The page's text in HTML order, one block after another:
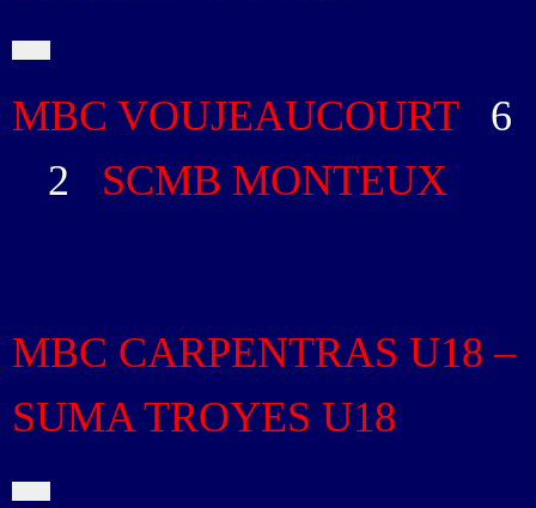
MBC VOUJEAUCOURT
6
2 SCMB MONTEUX
MBC CARPENTRAS U18 –
SUMA TROYES U18